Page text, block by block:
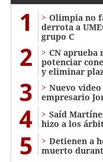
1
Olimpia no
derrota a
grupo C
2
CN aprueba
potenciar
y eliminar
3
Nuevo
empresario
4
Saíd
hizo a los
5
Detienen a
muerto